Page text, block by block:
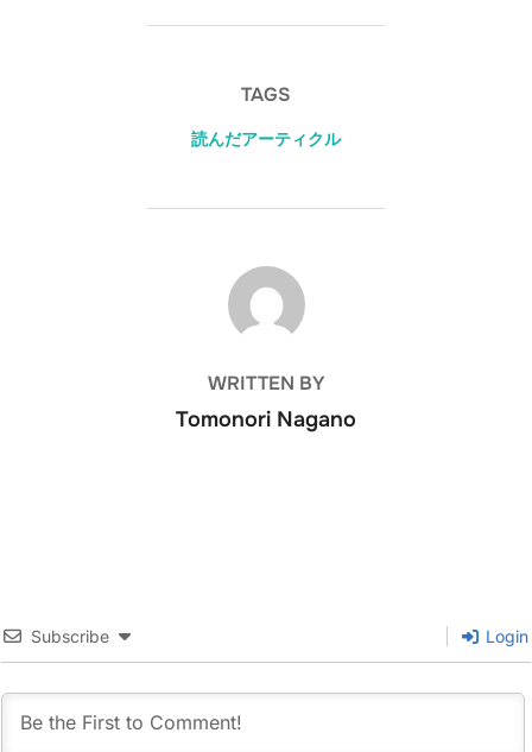
TAGS
読んだアーティクル
POST AUTHOR
WRITTEN BY
Tomonori Nagano
Subscribe Login